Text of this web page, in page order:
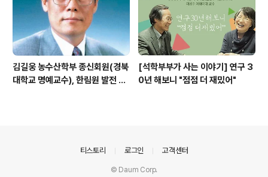
김길웅 농수산학부 종신회원(경북
대학교 명예교수), 한림원 발전 위
[석학부부가 사는 이야기] 연구 3
0년 해보니 "점점 더 재밌어"
티스토리 로그인 고객센터
© Daum Corp.